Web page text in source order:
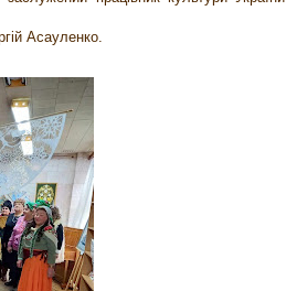
Асауленко.